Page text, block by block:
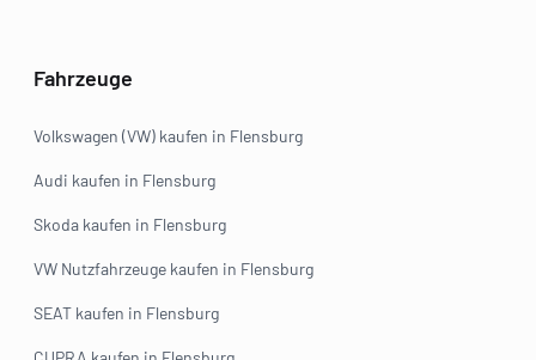
Fahrzeuge
Volkswagen (VW) kaufen in Flensburg
Audi kaufen in Flensburg
Skoda kaufen in Flensburg
VW Nutzfahrzeuge kaufen in Flensburg
SEAT kaufen in Flensburg